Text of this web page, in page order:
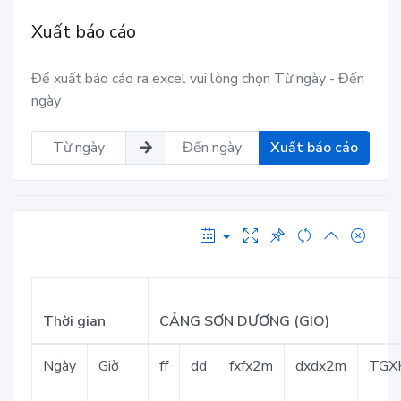
Xuất báo cáo
Để xuất báo cáo ra excel vui lòng chọn Từ ngày - Đến
ngày
Xuất báo cáo
Thời gian CẢNG SƠN DƯƠNG (GIO)
Ngày Giờ ff dd fxfx2m dxdx2m